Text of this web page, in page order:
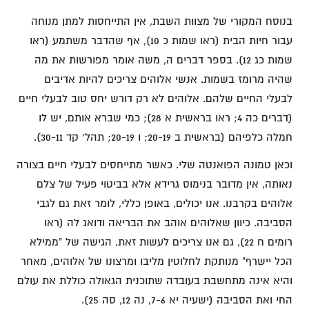
בנוסח המקורי של מצוות השבת, אין התייחסות למתן מנוחה
עבור חיות הבית (ראו שמות כ 10), אף שהדבר משתמע (ראו
שמות כג 12). בספר דברים ה, משה אומר מפורשות את מה
שהיה מרומז בשמות. אנשי אלוהים צריכים להיות אדיבים
לבעלי החיים שלהם. אלוהים לא רק דורש יחס טוב לבעלי חיים
(דברים כה 4; ראו בראשית א 28); כמי שברא אותם, יש לו
חמלה כלפיהם (בראשית ב 20-19; ו 20-19; תהל' קד 30-11).
וכאן טמונה הפואנטה שלי. כאשר מתייחסים לבעלי חיים בצורה
נאותה, אין מדובר בנימוס גרידא אלא בביטוי פעיל של צלם
אלוהים בקרבנו. אנו יכולים, באופן כללי, לומר זאת גם לגבי
הסביבה. כיוון שאלוהים אוהב את הבריאה ודואג לה (ראו
רומים ח 22), גם אנו צריכים לעשות זאת. הגישה של "ממילא
הכל יישרף" מנותקת לחלוטין מליבו ומרצונו של אלוהים, מאחר
והיא אינה מתחשבת בעובדה שתוכנית הגאולה כוללת את עולם
החי ואת הסביבה (ישעיה יא 7-6, נה 12, סה 25).